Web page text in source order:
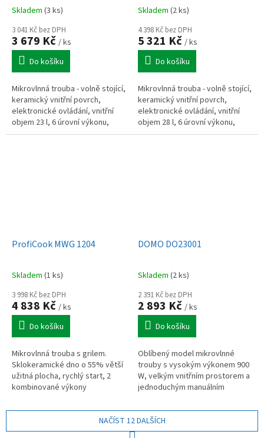
Skladem (3 ks)
3 041 Kč bez DPH
3 679 Kč / ks
Do košíku
Mikrovlnná trouba - volně stojící,
keramický vnitřní povrch,
elektronické ovládání, vnitřní
objem 23 l, 6 úrovní výkonu,
800W výkon mikrovlnného
Skladem (2 ks)
4 398 Kč bez DPH
5 321 Kč / ks
Do košíku
Mikrovlnná trouba - volně stojící,
keramický vnitřní povrch,
elektronické ovládání, vnitřní
objem 28 l, 6 úrovní výkonu,
900W výkon mikrovlnného
ProfiCook MWG 1204
Skladem (1 ks)
3 998 Kč bez DPH
4 838 Kč / ks
Do košíku
Mikrovlnná trouba s grilem.
Sklokeramické dno o 55% větší
užitná plocha, rychlý start, 2
kombinované výkony
mikrovln, 1 výkon grilu,
DOMO DO23001
Skladem (2 ks)
2 391 Kč bez DPH
2 893 Kč / ks
Do košíku
Oblíbený model mikrovlnné
trouby s vysokým výkonem 900
W, velkým vnitřním prostorem a
jednoduchým manuálním
Skleněný otočný talíř o průměru
31,5 cm.
NAČÍST 12 DALŠÍCH